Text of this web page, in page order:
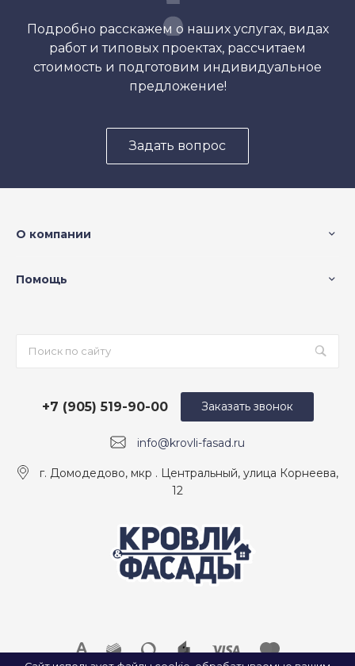
Подробно расскажем о наших услугах, видах
работ и типовых проектах, рассчитаем
стоимость и подготовим индивидуальное
предложение!
Задать вопрос
О компании
Помощь
info@krovli-fasad.ru
+7 (905) 519-90-00
г. Домодедово, мкр . Центральный, улица Корнеева,
12
Заказать звонок